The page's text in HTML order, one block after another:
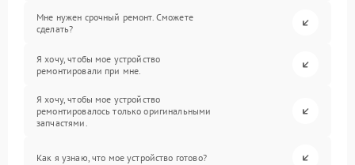
Мне нужен срочный ремонт. Сможете
сделать?
Я хочу, чтобы мое устройство
ремонтировали при мне.
Я хочу, чтобы мое устройство
ремонтировалось только оригинальными
запчастями.
Как я узнаю, что мое устройство готово?